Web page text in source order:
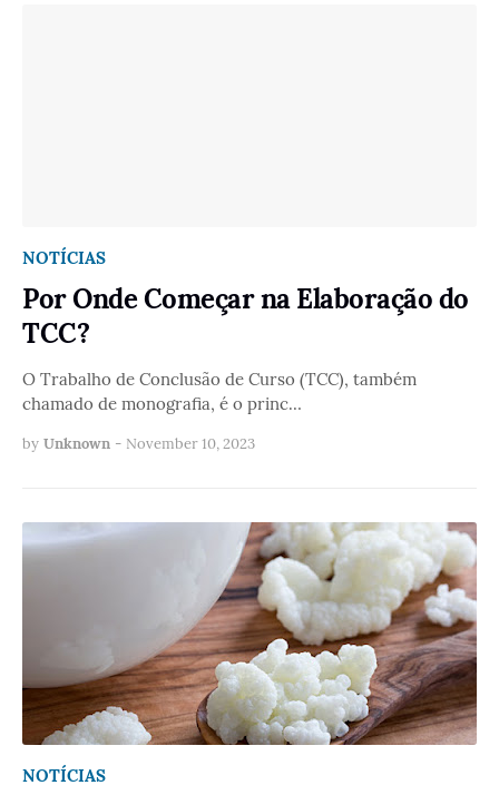
NOTÍCIAS
Por Onde Começar na Elaboração do
TCC?
O Trabalho de Conclusão de Curso (TCC), também
chamado de monografia, é o princ…
by Unknown - November 10, 2023
NOTÍCIAS